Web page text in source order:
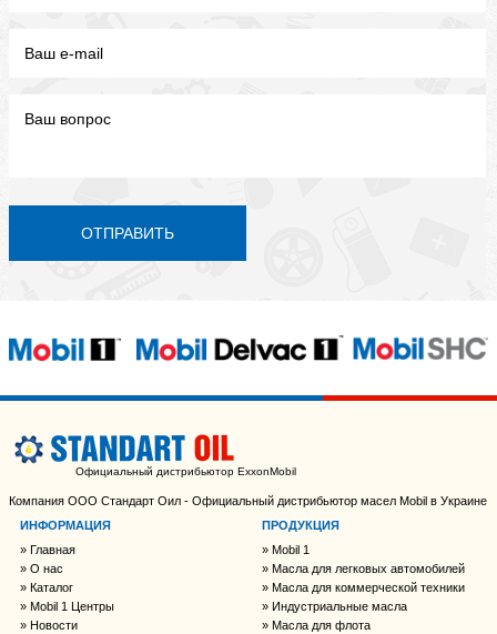
ОТПРАВИТЬ
Официальный дистрибьютор ExxonMobil
Компания ООО Стандарт Оил - Официальный дистрибьютор масел Mobil в Украине
ИНФОРМАЦИЯ
Главная
О нас
Каталог
Mobil 1 Центры
Новости
ПРОДУКЦИЯ
Mobil 1
Масла для легковых автомобилей
Масла для коммерческой техники
Индустриальные масла
Масла для флота